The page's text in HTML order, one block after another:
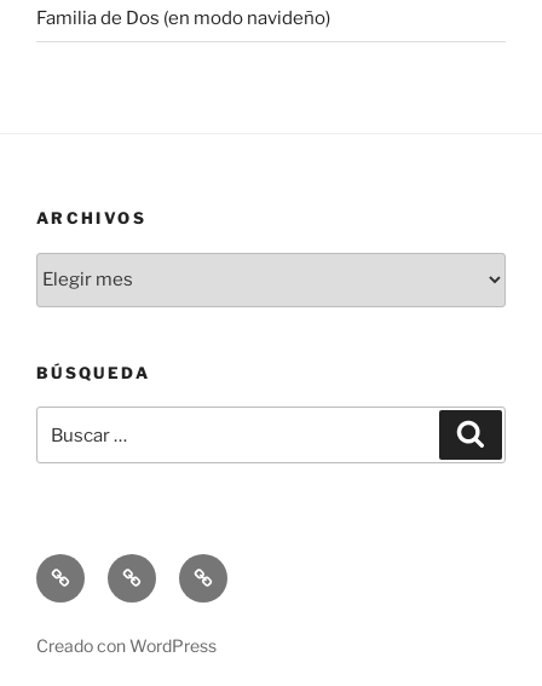
Familia de Dos (en modo navideño)
ARCHIVOS
BÚSQUEDA
por:
Lo
que
Lo
que
Lo
que
Creado con WordPress